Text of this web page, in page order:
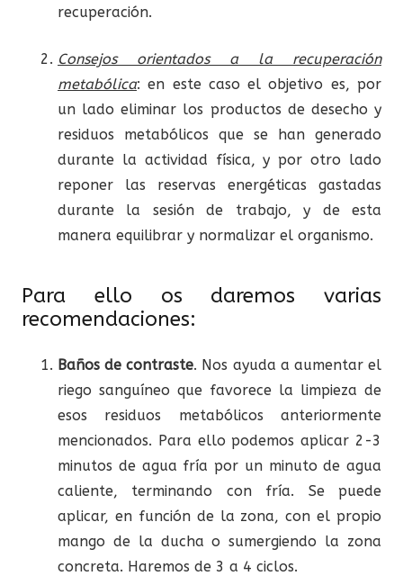
recuperación.
Consejos orientados a la
recuperación
metabólica: en este caso el objetivo es, por
un lado eliminar los productos de desecho y
residuos metabólicos que se han generado
durante la actividad física, y por otro lado
reponer las reservas energéticas gastadas
durante la sesión de trabajo, y de esta
manera equilibrar y normalizar el organismo.
Para ello os daremos varias
recomendaciones:
Baños de contraste. Nos ayuda a aumentar el
riego sanguíneo que favorece la limpieza de
esos residuos metabólicos anteriormente
mencionados. Para ello podemos aplicar 2-3
minutos de agua fría por un minuto de agua
caliente, terminando con fría. Se puede
aplicar, en función de la zona, con el propio
mango de la ducha o sumergiendo la zona
concreta. Haremos de 3 a 4 ciclos.